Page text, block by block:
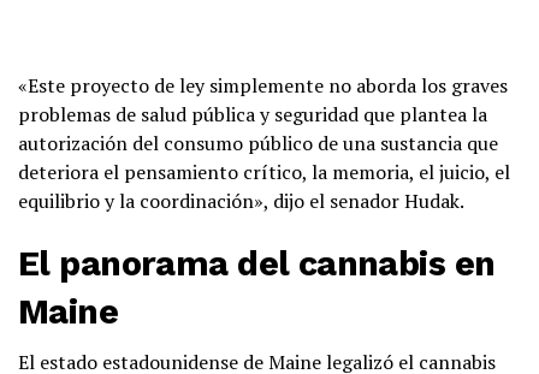
«Este proyecto de ley simplemente no aborda los graves
problemas de salud pública y seguridad que plantea la
autorización del consumo público de una sustancia que
deteriora el pensamiento crítico, la memoria, el juicio, el
equilibrio y la coordinación», dijo el senador Hudak.
El panorama del cannabis en
Maine
El estado estadounidense de Maine legalizó el cannabis